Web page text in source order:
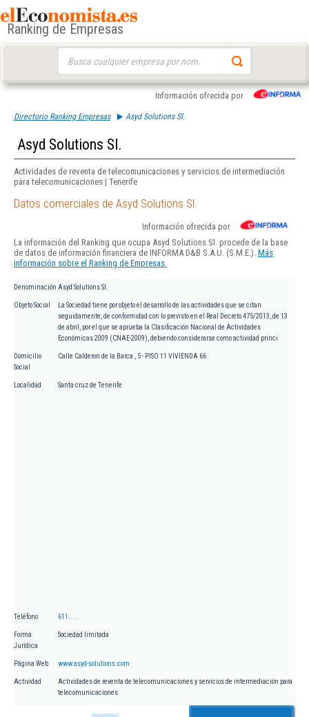
Ranking de Empresas
Información ofrecida por
Directorio Ranking Empresas Asyd Solutions Sl.
Asyd Solutions Sl.
Actividades de reventa de telecomunicaciones y servicios de intermediación
para telecomunicaciones | Tenerife
Datos comerciales de Asyd Solutions Sl.
Información ofrecida por
La información del Ranking que ocupa Asyd Solutions Sl. procede de la base
de datos de información financiera de INFORMA D&B S.A.U. (S.M.E.). Más
información sobre el Ranking de Empresas.
Denominación Asyd Solutions Sl.
Objeto Social
La Sociedad tiene por objeto el desarrollo de las actividades que se citan
seguidamente, de conformidad con lo previsto en el Real Decreto 475/2013, de 13
de abril, por el que se aprueba la Clasificación Nacional de Actividades
Económicas 2009 (CNAE-2009), debiendo considerarse como actividad princi
Domicilio
Social
Calle Calderon de la Barca , 5 - PISO 11 VIVIENDA 66
Localidad Santa cruz de Tenerife
Teléfono 611.....
Forma
Jurídica
Sociedad limitada
Página Web www.asyd-solutions.com
Actividad
Actividades de reventa de telecomunicaciones y servicios de intermediación para
telecomunicaciones